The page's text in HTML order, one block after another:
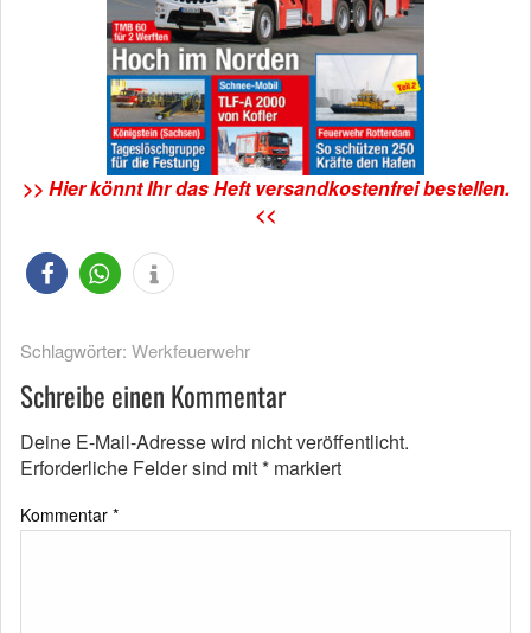
>> Hier könnt Ihr das Heft versandkostenfrei bestellen.
<<
Schlagwörter: Werkfeuerwehr
Schreibe einen Kommentar
Deine E-Mail-Adresse wird nicht veröffentlicht.
Erforderliche Felder sind mit* markiert
Kommentar *